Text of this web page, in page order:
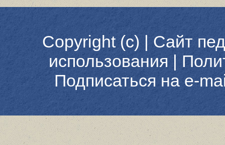
Copyright (c) | Сайт
использования |
Подписаться на e-